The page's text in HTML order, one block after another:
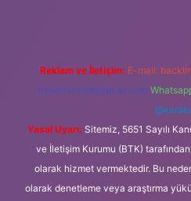
Reklam ve İletişim: E-mail:
forumhizmeti@gmail.com
Yasal Uyarı: Sitemiz, 5651 Sayılı
ve İletişim Kurumu (BTK) tarafından
olarak hizmet vermektedir. Bu
olarak denetleme veya araştırma